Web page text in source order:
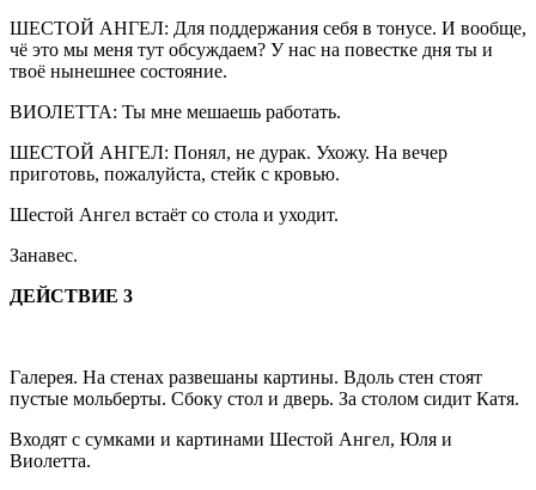
ШЕСТОЙ АНГЕЛ: Для поддержания себя в тонусе. И вообще,
чё это мы меня тут обсуждаем? У нас на повестке дня ты и
твоё нынешнее состояние.
ВИОЛЕТТА: Ты мне мешаешь работать.
ШЕСТОЙ АНГЕЛ: Понял, не дурак. Ухожу. На вечер
приготовь, пожалуйста, стейк с кровью.
Шестой Ангел встаёт со стола и уходит.
Занавес.
ДЕЙСТВИЕ 3
Галерея. На стенах развешаны картины. Вдоль стен стоят
пустые мольберты. Сбоку стол и дверь. За столом сидит Катя.
Входят с сумками и картинами Шестой Ангел, Юля и
Виолетта.